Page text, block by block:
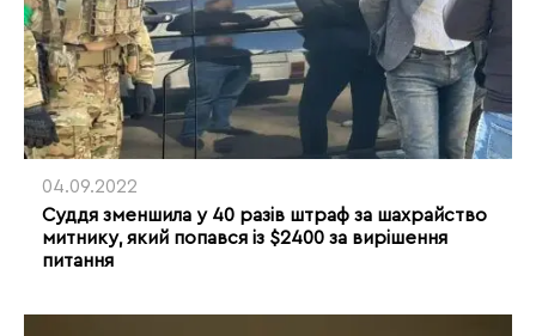
04.09.2022
Суддя зменшила у 40 разів штраф за шахрайство
митнику, який попався із $2400 за вирішення
питання